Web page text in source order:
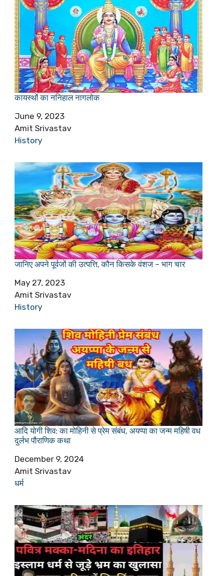
कायस्थों का ननिहाल नागलोक
Date
June 9, 2023
Author
Amit Srivastav
In relation to
History
जानिए अपने पूर्वजों की उत्पत्ति, कौन किसके वंशज – भाग चार
Date
May 27, 2023
Author
Amit Srivastav
In relation to
History
आदि योगी शिव: का मोहिनी से प्रेम संबंध, अयप्पा का जन्म महिषी वध
दुर्लभ पौराणिक कथा
Date
December 9, 2024
Author
Amit Srivastav
In relation to
धर्म